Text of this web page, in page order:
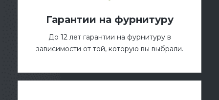
Гарантии на фурнитуру
До 12 лет гарантии на фурнитуру в
зависимости от той, которую вы выбрали.